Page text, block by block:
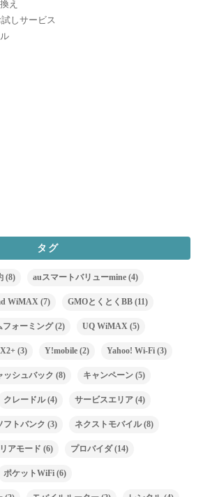
え
しサービス
タグ
(8) auスマートバリューmine(4)
WiMAX(7) GMOとくとくBB(11)
ォーミング(2) UQ WiMAX(5)
(3) Y!mobile(2) Yahoo! Wi-Fi(3)
ッシュバック (8) キャンペーン(5)
クレードル(4) サービスエリア(4)
フトバンク (3) ネクストモバイル(8)
アモード (6) プロバイダ(14)
ポケットWiFi(6)